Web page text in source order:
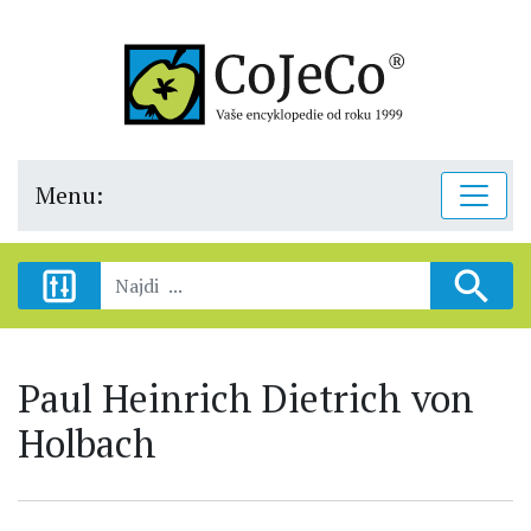
Menu:
Paul Heinrich Dietrich von
Holbach